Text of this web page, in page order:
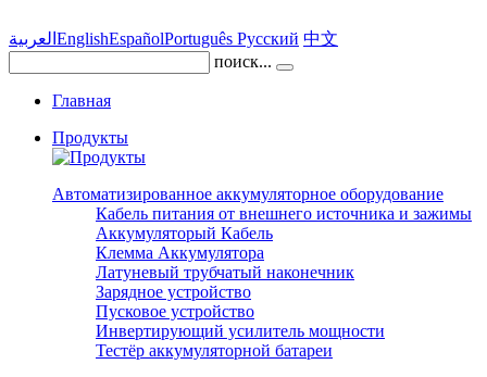
العربية EnglishEspañolPortuguês Pусский 中文
поиск...
Главная
Продукты
Автоматизированное аккумуляторное оборудование
Кабель питания от внешнего источника и зажимы
Аккумуляторый Кабель
Клемма Аккумулятора
Латуневый трубчатый наконечник
Зарядное устройство
Пусковое устройство
Инвертирующий усилитель мощности
Тестёр аккумуляторной батареи